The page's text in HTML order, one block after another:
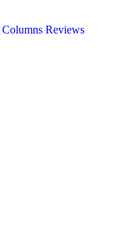
Columns Reviews